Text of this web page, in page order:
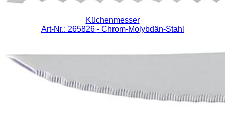
Küchenmesser
Art-Nr.: 265826 - Chrom-Molybdän-Stahl